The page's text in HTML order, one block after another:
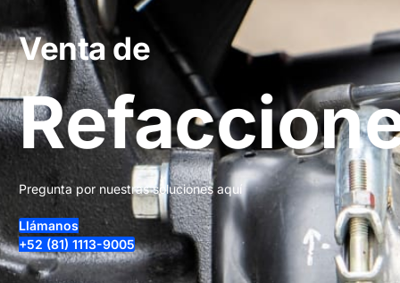
Venta de
Pregunta por nuestras soluciones aquí
Llámanos
+52 (81) 1113-9005